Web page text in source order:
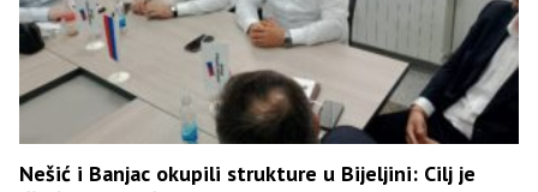
Nešić i Banjac okupili strukture u Bijeljini: Cilj je